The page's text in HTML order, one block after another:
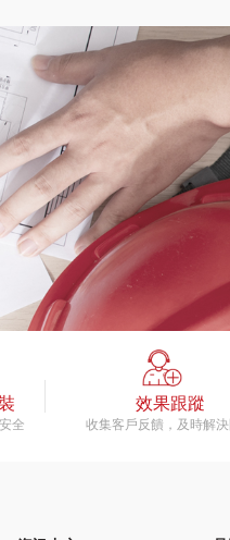
全
效果跟蹤
收集客戶反饋，及時解